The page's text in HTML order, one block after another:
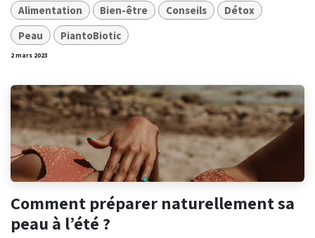
Alimentation Bien-être Conseils
Détox
Peau
PiantoBiotic
2 mars 2023
Comment préparer naturellement sa
peau à l’été ?